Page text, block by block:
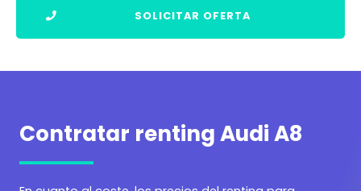
SOLICITAR OFERTA
Contratar renting Audi A8